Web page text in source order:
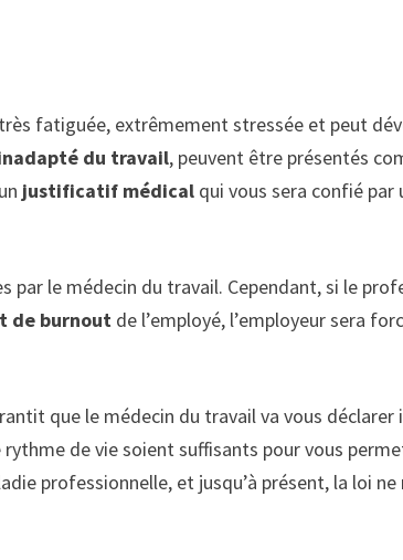
fatiguée, extrêmement stressée et peut
du travail, peuvent être présentés
justificatif médical qui vous sera confié par
par le médecin du travail. Cependant, si le
de burnout de l’employé, l’employeur sera
que le médecin du travail va vous
de vie soient suffisants pour vous
professionnelle, et jusqu’à présent, la loi